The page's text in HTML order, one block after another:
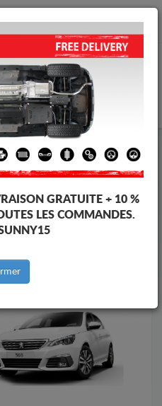
308
GRATUITE + 10 %
LES COMMANDES.